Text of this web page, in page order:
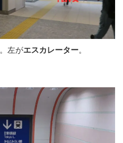
。左がエスカレーター。